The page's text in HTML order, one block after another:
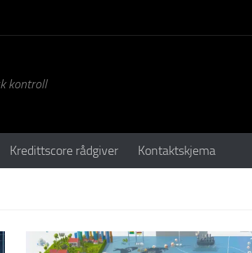
kontroll
Kredittscore rådgiver Kontaktskjema